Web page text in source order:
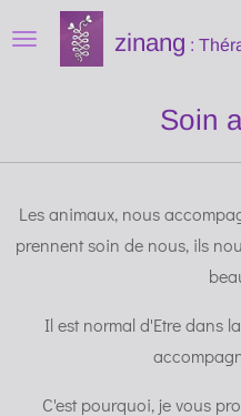
Passer
zinang :
Soin
Les animaux, nous
prennent soin de nous, ils
Il est normal d'Etre dans
C'est pourquoi, je vous